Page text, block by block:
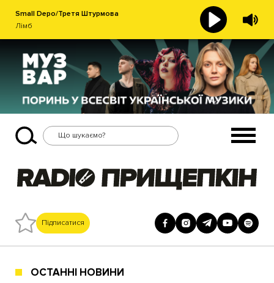
Small Depo/Третя Штурмова
Лімб
Підписатися
ОСТАННІ НОВИНИ